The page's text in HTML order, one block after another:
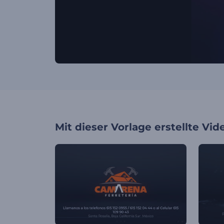
Mit dieser Vorlage erstellte